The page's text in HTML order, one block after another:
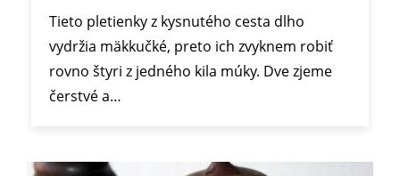
Tieto pletienky z kysnutého cesta dlho
vydržia mäkkučké, preto ich zvyknem robiť
rovno štyri z jedného kila múky. Dve zjeme
čerstvé a…